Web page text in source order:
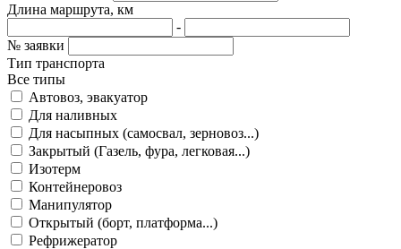
Длина маршрута, км
-
№ заявки
Тип транспорта
Все типы
Автовоз, эвакуатор
Для наливных
Для насыпных (самосвал, зерновоз...)
Закрытый (Газель, фура, легковая...)
Изотерм
Контейнеровоз
Манипулятор
Открытый (борт, платформа...)
Рефрижератор